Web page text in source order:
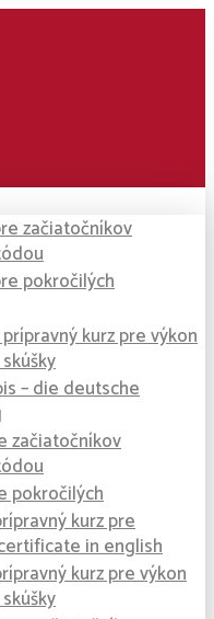
začiatočníkov
pokročilých
kurz pre výkon
– die deutsche
začiatočníkov
pokročilých
kurz pre
in english
kurz pre výkon